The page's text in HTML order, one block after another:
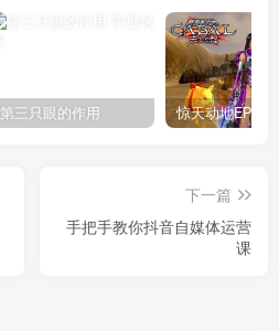
第三只眼的作用
下一篇
手把手教你抖音自媒体运营
课